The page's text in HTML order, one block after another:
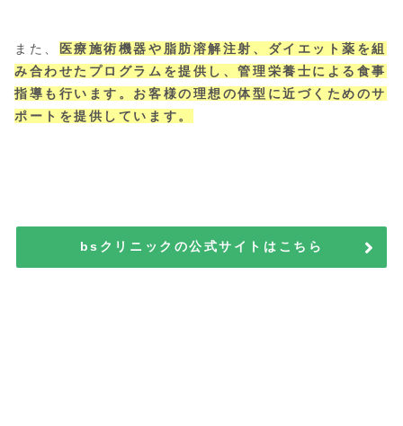
また、
医療施術機器や脂肪溶解注射、ダイエット薬を組
み合わせたプログラムを提供し、管理栄養士による食事
指導も行います。お客様の理想の体型に近づくためのサ
ポートを提供しています。
bsクリニックの公式サイトはこちら